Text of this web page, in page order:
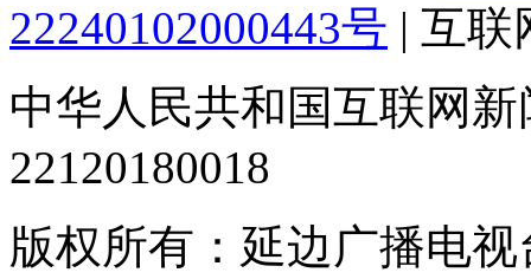
22240102000443号 | 互联
中华人民共和国互联网
22120180018
版权所有：延边广播电